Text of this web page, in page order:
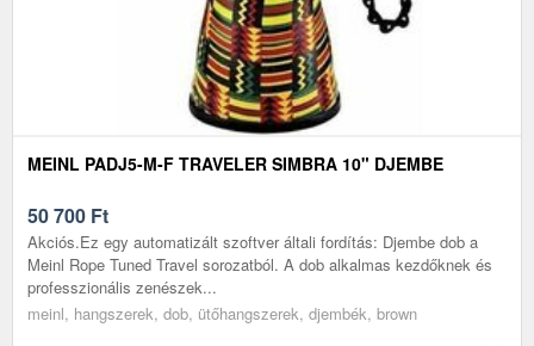
MEINL PADJ5-M-F TRAVELER SIMBRA 10" DJEMBE
50 700 Ft
Akciós.Ez egy automatizált szoftver általi fordítás: Djembe dob a
Meinl Rope Tuned Travel sorozatból. A dob alkalmas kezdőknek és
professzionális zenészek...
meinl, hangszerek, dob, ütőhangszerek, djembék, brown